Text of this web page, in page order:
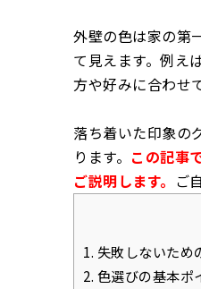
外壁の色は家の第
て見えます。例え
方や好みに合わせ
落ち着いた印象の
ります。 この記事
ご説明します。 ご
1. 失敗しないため
2. 色選びの基本ポ